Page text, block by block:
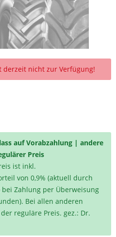
derzeit nicht zur Verfügung!
auf Vorabzahlung | andere
Preis
ist inkl.
von 0,9% (aktuell durch
bei Zahlung per Überweisung
Bei allen anderen
reguläre Preis. gez.: Dr.